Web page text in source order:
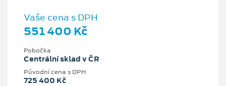
Vaše cena s DPH
551 400 Kč
Pobočka
Centrální sklad v ČR
Původní cena s DPH
725 400 Kč